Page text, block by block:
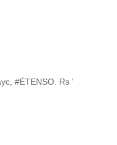
#ÉTENSO. Rs '